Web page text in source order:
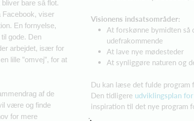
bare så flot.
Facebook, viser
En fornyelse,
gode. Den
arbejdet, især for
lille ”omvej”, for at
af de
være og finde
for mere
Visionens indsatsområder:
At forskønne bymidten
udefrakommende
At lave nye mødesteder
At synliggøre naturen og
Du kan læse det fulde program
Den tidligere udviklingsplan
inspiration til det nye program